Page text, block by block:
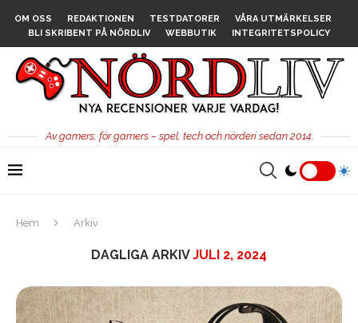
OM OSS REDAKTIONEN TESTDATORER
VÅRA UTMÄRKELSER
BLI SKRIBENT PÅ NÖRDLIV
WEBBUTIK INTEGRITETSPOLICY
Av gamers, för gamers – spel, tech och nörderi sedan 2014.
Hem Arkiv
DAGLIGA ARKIVJULI 2, 2024